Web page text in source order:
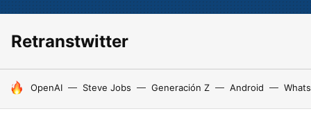
Retranstwitter
HOY SE HABLA DE
OpenAI Steve Jobs Generación Z Android